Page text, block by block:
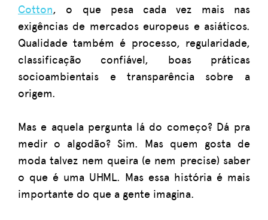
Cotton, o que pesa cada vez mais nas
exigências de mercados europeus e asiáticos.
Qualidade também é processo, regularidade,
classificação confiável, boas práticas
socioambientais e transparência sobre a
origem.
Mas e aquela pergunta lá do começo? Dá pra
medir o algodão? Sim. Mas quem gosta de
moda talvez nem queira (e nem precise) saber
o que é uma UHML. Mas essa história é mais
importante do que a gente imagina.